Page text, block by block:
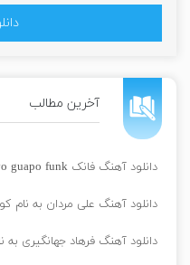
آخرین مطالب
دانلود آهنگ فانک yo guapo funk از ernestmane
دانلود آهنگ علی مردان به نام
دانلود آهنگ فرهاد جهانگیری به